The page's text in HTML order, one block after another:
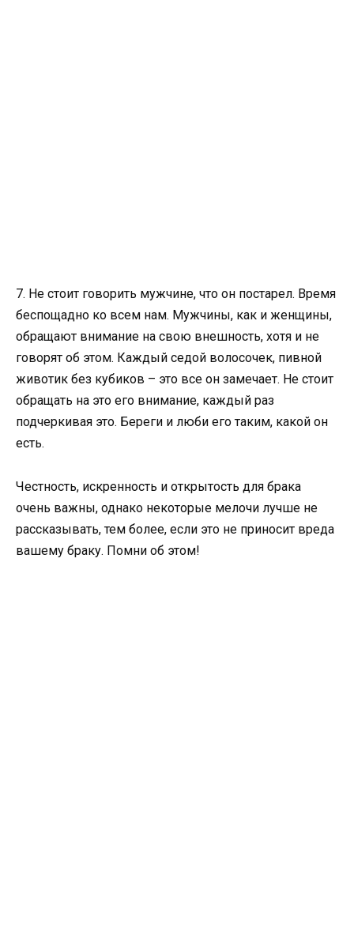
7. Не стоит говорить мужчине, что он постарел. Время
беспощадно ко всем нам. Мужчины, как и женщины,
обращают внимание на свою внешность, хотя и не
говорят об этом. Каждый седой волосочек, пивной
животик без кубиков – это все он замечает. Не стоит
обращать на это его внимание, каждый раз
подчеркивая это. Береги и люби его таким, какой он
есть.
Честность, искренность и открытость для брака
очень важны, однако некоторые мелочи лучше не
рассказывать, тем более, если это не приносит вреда
вашему браку. Помни об этом!